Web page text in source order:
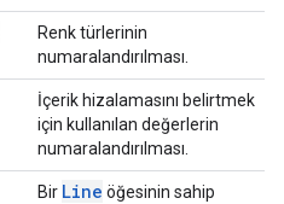
Renk türlerinin
numaralandırılması.
İçerik hizalamasını belirtmek
için kullanılan değerlerin
numaralandırılması.
Bir Line öğesinin sahip